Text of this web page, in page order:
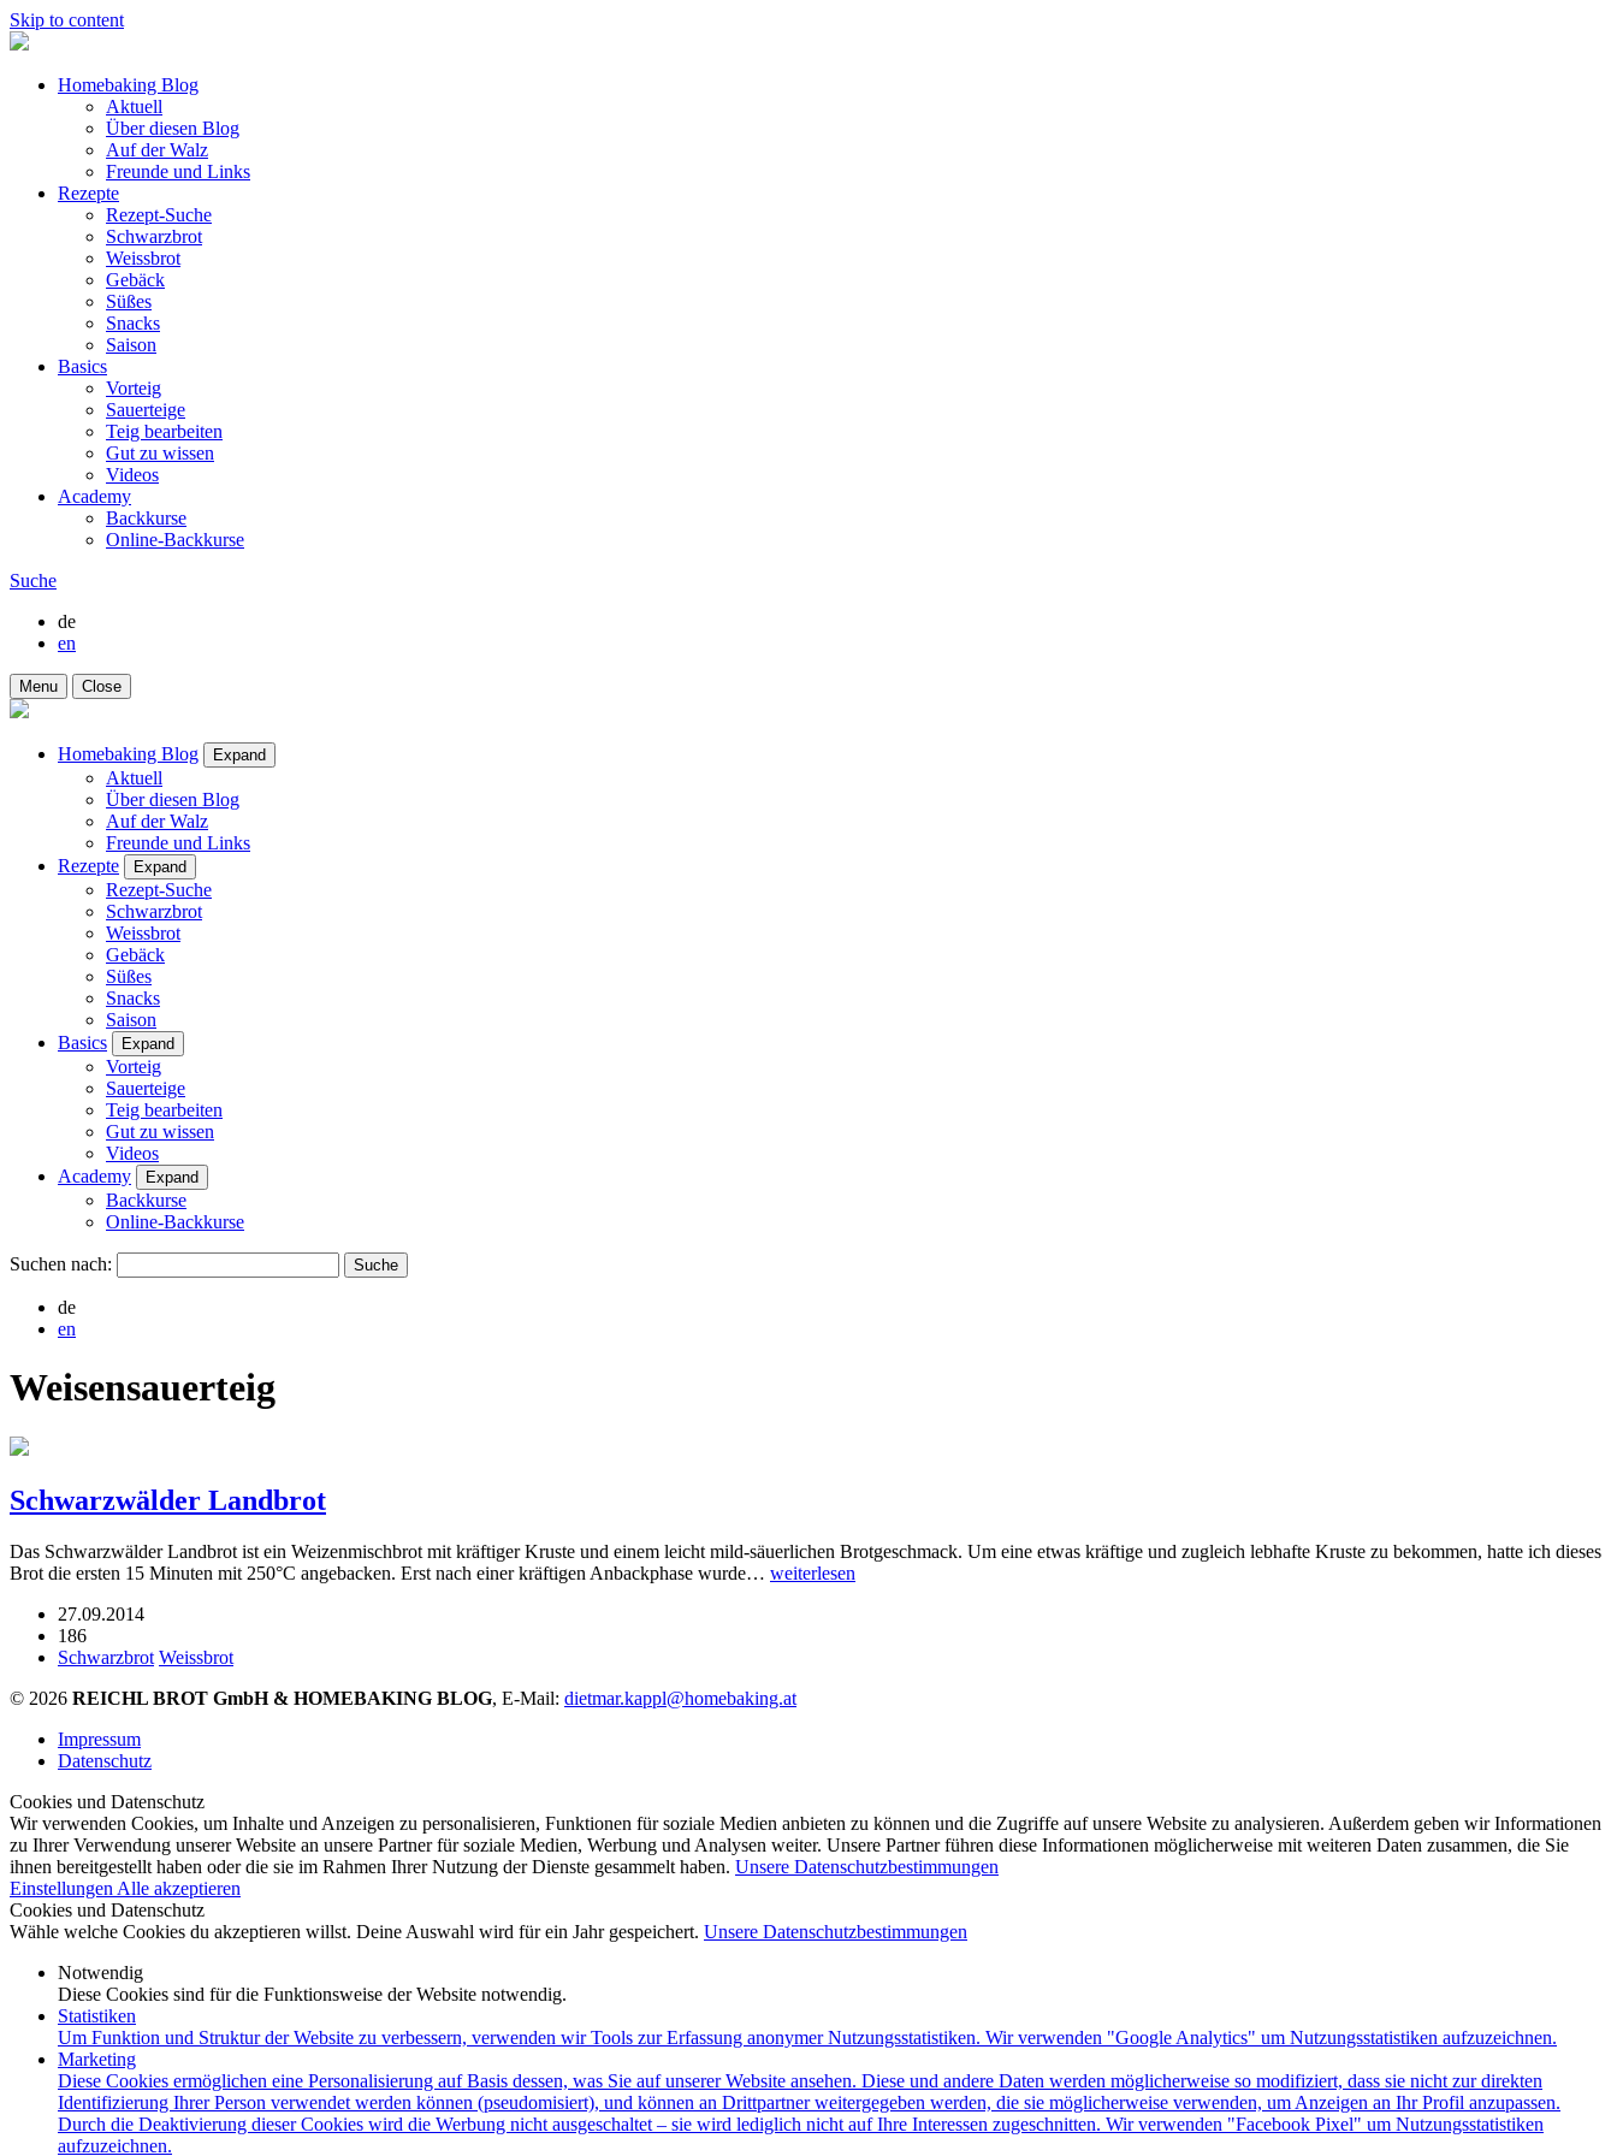
Skip to content
Homebaking Blog
Aktuell
Über diesen Blog
Auf der Walz
Freunde und Links
Rezepte
Rezept-Suche
Schwarzbrot
Weissbrot
Gebäck
Süßes
Snacks
Saison
Basics
Vorteig
Sauerteige
Teig bearbeiten
Gut zu wissen
Videos
Academy
Backkurse
Online-Backkurse
Suche
de
en
Menu Close
Homebaking Blog Expand
Aktuell
Über diesen Blog
Auf der Walz
Freunde und Links
Rezepte
Expand
Rezept-Suche
Schwarzbrot
Weissbrot
Gebäck
Süßes
Snacks
Saison
Basics
Expand
Vorteig
Sauerteige
Teig bearbeiten
Gut zu wissen
Videos
Academy
Expand
Backkurse
Online-Backkurse
Suchen nach:
de
en
Weisensauerteig
Schwarzwälder Landbrot
Das Schwarzwälder Landbrot ist ein Weizenmischbrot mit kräftiger Kruste und einem leicht mild-säuerlichen Brotgeschmack. Um eine etwas kräftige und zugleich lebhafte Kruste zu bekommen, hatte ich dieses
Brot die ersten 15 Minuten mit 250°C angebacken. Erst nach einer kräftigen Anbackphase wurde… weiterlesen
27.09.2014
186
Schwarzbrot Weissbrot
© 2026 REICHL BROT GmbH & HOMEBAKING BLOG, E-Mail: dietmar.kappl@homebaking.at
Impressum
Datenschutz
Cookies und Datenschutz
Wir verwenden Cookies, um Inhalte und Anzeigen zu personalisieren, Funktionen für soziale Medien anbieten zu können und die Zugriffe auf unsere Website zu analysieren. Außerdem geben wir Informationen
zu Ihrer Verwendung unserer Website an unsere Partner für soziale Medien, Werbung und Analysen weiter. Unsere Partner führen diese Informationen möglicherweise mit weiteren Daten zusammen, die Sie
ihnen bereitgestellt haben oder die sie im Rahmen Ihrer Nutzung der Dienste gesammelt haben. Unsere Datenschutzbestimmungen
Einstellungen Alle akzeptieren
Cookies und Datenschutz
Wähle welche Cookies du akzeptieren willst. Deine Auswahl wird für ein Jahr gespeichert. Unsere Datenschutzbestimmungen
Notwendig
Diese Cookies sind für die Funktionsweise der Website notwendig.
Statistiken
Um Funktion und Struktur der Website zu verbessern, verwenden wir Tools zur Erfassung anonymer Nutzungsstatistiken. Wir verwenden "Google Analytics" um Nutzungsstatistiken aufzuzeichnen.
Marketing
Diese Cookies ermöglichen eine Personalisierung auf Basis dessen, was Sie auf unserer Website ansehen. Diese und andere Daten werden möglicherweise so modifiziert, dass sie nicht zur direkten
Identifizierung Ihrer Person verwendet werden können (pseudomisiert), und können an Drittpartner weitergegeben werden, die sie möglicherweise verwenden, um Anzeigen an Ihr Profil anzupassen.
Durch die Deaktivierung dieser Cookies wird die Werbung nicht ausgeschaltet – sie wird lediglich nicht auf Ihre Interessen zugeschnitten. Wir verwenden "Facebook Pixel" um Nutzungsstatistiken
aufzuzeichnen.